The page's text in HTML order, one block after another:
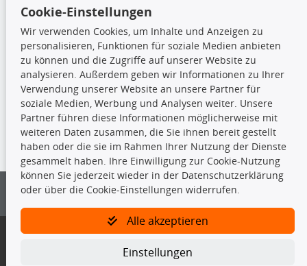
Stoßdämpfer
TecDoc Inside
Die hier angezeigten Daten insbesondere die gesamte Datenbank dürfen
nicht kopiert werden.
Es ist zu unterlassen, die Daten oder die gesamte Datenbank ohne
vorherige Zustimmung von TecDoc zu vervielfältigen, zu verbreiten
und/oder diese Handlungen durch Dritte ausführen zu lassen. Ein
Bitte prüfen Sie, ob das über unseren Onlineshop identifizierte Ersatzteil
Gegebenenfalls sind ergänzende Informationen notwendig, um
Cookie-Einstellungen
Wir verwenden Cookies, um Inhalte und Anzeigen zu
personalisieren, Funktionen für soziale Medien anbieten
zu können und die Zugriffe auf unserer Website zu
analysieren. Außerdem geben wir Informationen zu Ihrer
Verwendung unserer Website an unsere Partner für
soziale Medien, Werbung und Analysen weiter. Unsere
Partner führen diese Informationen möglicherweise mit
weiteren Daten zusammen, die Sie ihnen bereit gestellt
haben oder die sie im Rahmen Ihrer Nutzung der Dienste
gesammelt haben. Ihre Einwilligung zur Cookie-Nutzung
können Sie jederzeit wieder in der Datenschutzerklärung
oder über die Cookie-Einstellungen widerrufen.
Alle akzeptieren
Einstellungen